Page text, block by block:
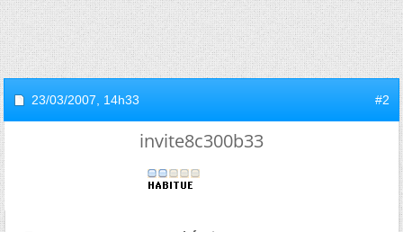
23/03/2007, 14h33 #2
invite8c300b33